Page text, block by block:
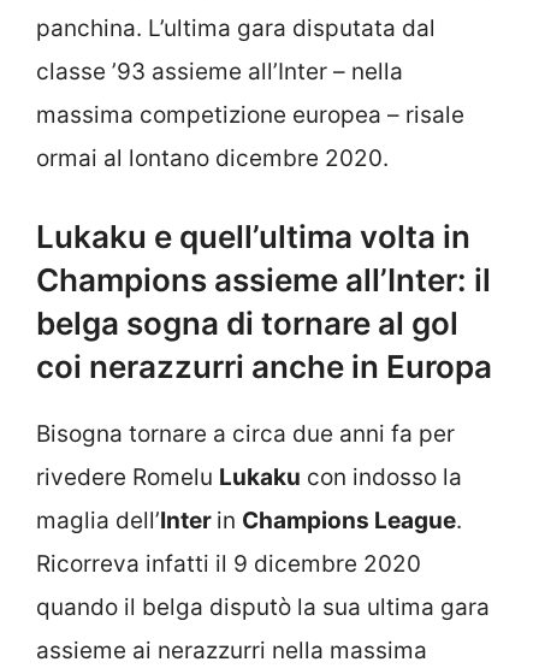
panchina. L’ultima gara disputata dal
classe ’93 assieme all’Inter – nella
massima competizione europea – risale
ormai al lontano dicembre 2020.
Lukaku e quell’ultima volta in
Champions assieme all’Inter: il
belga sogna di tornare al gol
coi nerazzurri anche in Europa
Bisogna tornare a circa due anni fa per
rivedere Romelu Lukaku con indosso la
maglia dell’Inter in Champions League.
Ricorreva infatti il 9 dicembre 2020
quando il belga disputò la sua ultima gara
assieme ai nerazzurri nella massima